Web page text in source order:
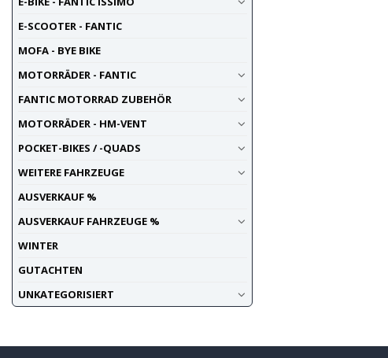
E-SCOOTER - FANTIC
MOFA - BYE BIKE
MOTORRÄDER - FANTIC
FANTIC MOTORRAD ZUBEHÖR
MOTORRÄDER - HM-VENT
POCKET-BIKES / -QUADS
WEITERE FAHRZEUGE
AUSVERKAUF %
AUSVERKAUF FAHRZEUGE %
WINTER
GUTACHTEN
UNKATEGORISIERT